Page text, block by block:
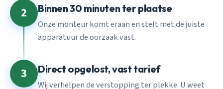
2 Binnen 30 minuten ter plaatse
Onze monteur komt eraan en stelt met de juiste
apparatuur de oorzaak vast.
3 Direct opgelost, vast tarief
Wij verhelpen de verstopping ter plekke. U weet